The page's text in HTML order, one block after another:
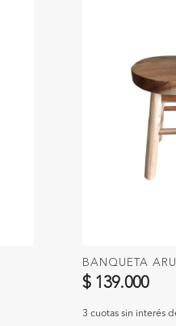
BANQUETA ARU
$ 139.000
3 cuotas sin interés